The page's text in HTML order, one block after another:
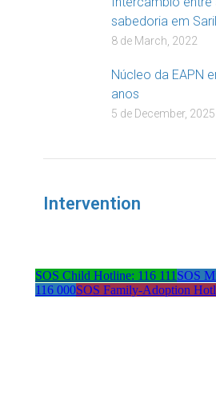
sabedoria em
8 de March, 2022
Núcleo da EAPN
anos
5 de December, 2025
Intervention
SOS Child Hotline: 116 111SOS
116 000SOS Family-Adoption